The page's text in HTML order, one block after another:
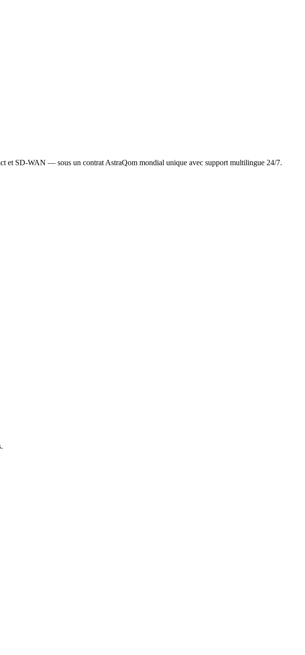
et SD-WAN — sous un contrat AstraQom mondial unique avec support multilingue 24/7.